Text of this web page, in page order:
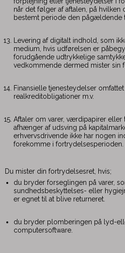
når det følger af aftalen, på
bestemt periode den pågældende
Levering af digitalt indhold, som
medium, hvis udførelsen er
forudgående udtrykkelige
vedkommende dermed mister sin
Finansielle tjenesteydelser
realkreditobligationer m.v.
Aftaler om varer, værdipapirer eller
afhænger af udsving på
erhvervsdrivende ikke har nogen
forekomme i fortrydelsesperioden.
Du mister din fortrydelsesret, hvis;
du bryder forseglingen på varer,
sundhedsbeskyttelses- eller
er egnet til at blive returneret.
du bryder plomberingen på lyd-
computersoftware.